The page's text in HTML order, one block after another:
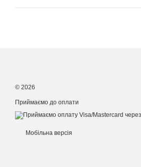
© 2026
Приймаємо до оплати
Мобільна версія